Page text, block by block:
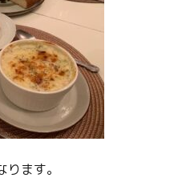
ます。